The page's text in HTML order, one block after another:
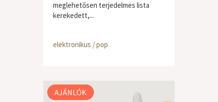
meglehetősen terjedelmes lista
kerekedett,...
elektronikus / pop
AJÁNLÓK